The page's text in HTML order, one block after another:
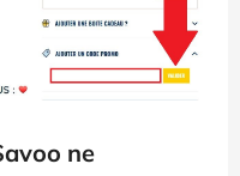
ne